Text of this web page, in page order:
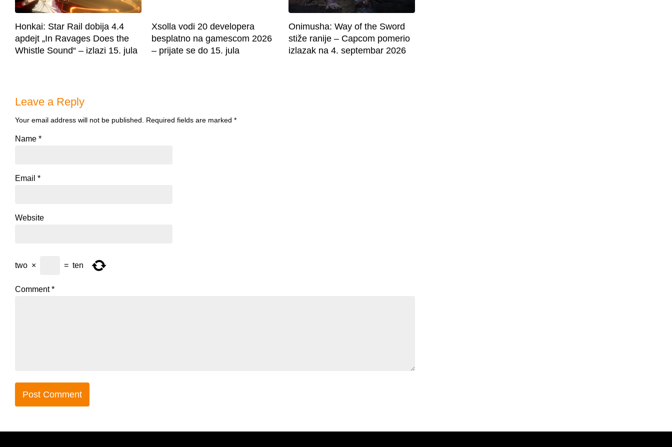
Honkai: Star Rail dobija 4.4
apdejt „In Ravages Does the
Whistle Sound“ – izlazi 15. jula
Xsolla vodi 20 developera
besplatno na gamescom 2026
– prijate se do 15. jula
Onimusha: Way of the Sword
stiže ranije – Capcom pomerio
izlazak na 4. septembar 2026
Leave a Reply
Your email address will not be published. Required fields are marked *
Name *
Email *
Website
two × = ten
Comment*